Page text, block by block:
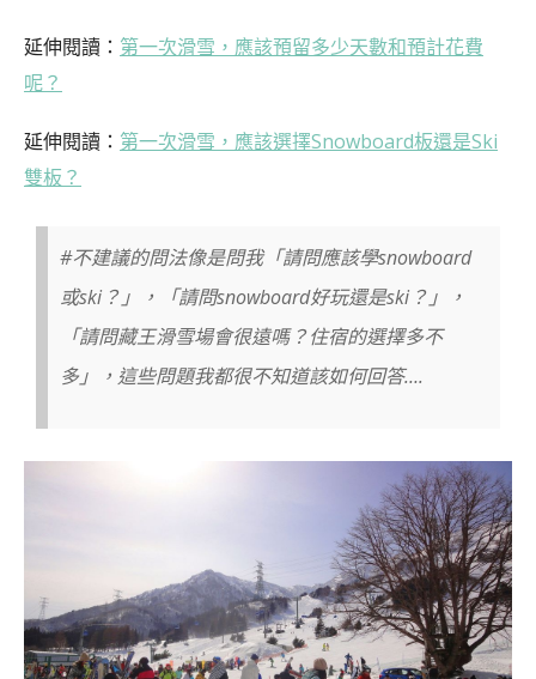
延伸閱讀： 第一次滑雪，應該預留多少天數和預計花費
呢？
延伸閱讀： 第一次滑雪，應該選擇Snowboard板還是Ski
雙板？
#不建議的問法像是問我「請問應該學snowboard
或ski？」，「請問snowboard好玩還是ski？」，
「請問藏王滑雪場會很遠嗎？住宿的選擇多不
多」，這些問題我都很不知道該如何回答….